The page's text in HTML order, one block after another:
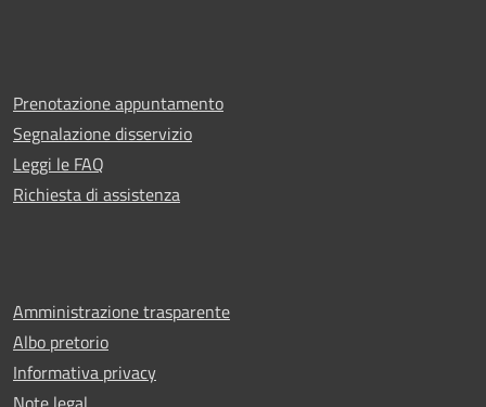
Prenotazione appuntamento
Segnalazione disservizio
Leggi le FAQ
Richiesta di assistenza
Amministrazione trasparente
Albo pretorio
Informativa privacy